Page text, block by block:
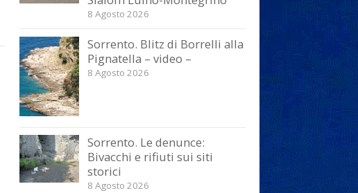
8 Agosto 2026
Sorrento. Blitz di Borrelli alla
Pignatella – video –
8 Agosto 2026
Sorrento. Le denunce:
Bivacchi e rifiuti sui siti
storici
8 Agosto 2026